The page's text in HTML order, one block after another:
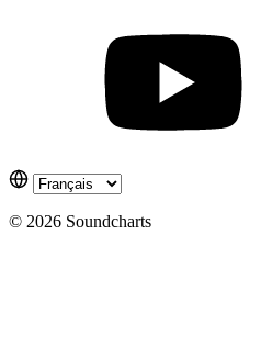
© 2026 Soundcharts